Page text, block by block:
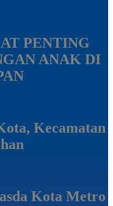
PENTING
ANAK DI
Kecamatan
Kota Metro